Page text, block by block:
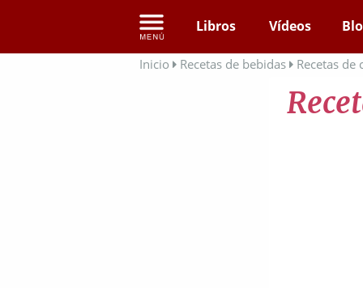
Libros Vídeos
Inicio Recetas de bebidas Recetas de